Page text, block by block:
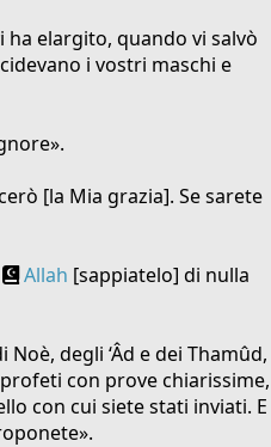
ha elargito, quando vi salvò
i vostri maschi e
[la Mia grazia]. Se sarete
Allah [sappiatelo] di nulla
degli ‘Âd e dei Thamûd,
con prove chiarissime,
con cui siete stati inviati. E